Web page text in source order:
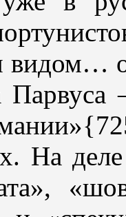
видом…
Парвуса
На